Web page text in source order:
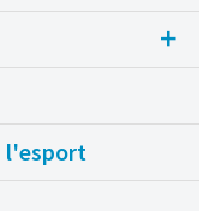
l'esport